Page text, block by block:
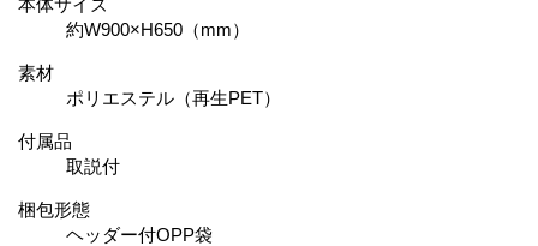
約W900×H650（mm）
素材
ポリエステル（再生PET）
付属品
取説付
梱包形態
ヘッダー付OPP袋